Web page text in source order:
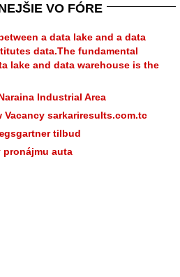
VO FÓRE
a data lake and a data
data.The fundamental
lake and data warehouse is the
Industrial Area
Vacancy sarkariresults.com.tc
tilbud
auta